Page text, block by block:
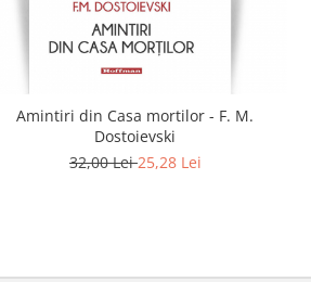
Amintiri din Casa mortilor - F. M.
Dostoievski
32,00 Lei25,28 Lei